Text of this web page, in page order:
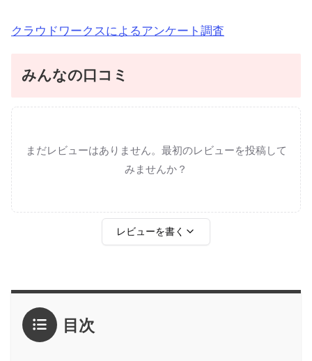
クラウドワークスによるアンケート調査
みんなの口コミ
まだレビューはありません。最初のレビューを投稿して
みませんか？
レビューを書く
4点
3点
2点
1点
感想 * 目次